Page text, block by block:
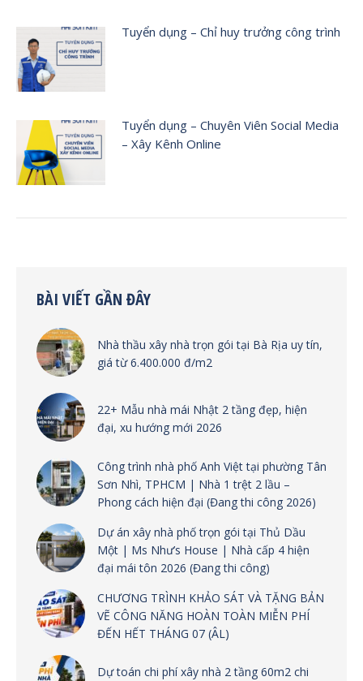
Tuyển dụng – Chỉ huy trưởng công trình
Tuyển dụng – Chuyên Viên Social Media
– Xây Kênh Online
BÀI VIẾT GẦN ĐÂY
Nhà thầu xây nhà trọn gói tại Bà Rịa uy tín,
giá từ 6.400.000 đ/m2
22+ Mẫu nhà mái Nhật 2 tầng đẹp, hiện
đại, xu hướng mới 2026
Công trình nhà phố Anh Việt tại phường Tân
Sơn Nhì, TPHCM | Nhà 1 trệt 2 lầu –
Phong cách hiện đại (Đang thi công 2026)
Dự án xây nhà phố trọn gói tại Thủ Dầu
Một | Ms Như’s House | Nhà cấp 4 hiện
đại mái tôn 2026 (Đang thi công)
CHƯƠNG TRÌNH KHẢO SÁT VÀ TẶNG BẢN
VẼ CÔNG NĂNG HOÀN TOÀN MIỄN PHÍ
ĐẾN HẾT THÁNG 07 (ÂL)
Dự toán chi phí xây nhà 2 tầng 60m2 chi